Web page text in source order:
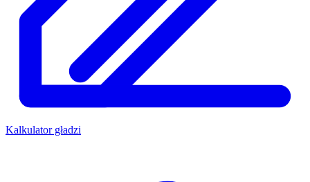
Kalkulator gładzi